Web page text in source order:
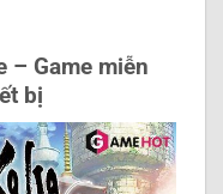
– Game miễn
bị